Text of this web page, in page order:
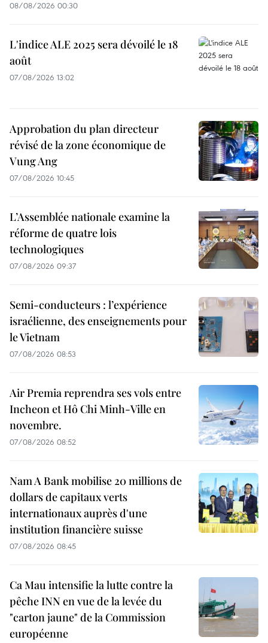
08/08/2026 00:30
L'indice ALE 2025 sera dévoilé le 18
août
07/08/2026 13:02
Approbation du plan directeur
révisé de la zone économique de
Vung Ang
07/08/2026 10:45
L’Assemblée nationale examine la
réforme de quatre lois
technologiques
07/08/2026 09:37
Semi-conducteurs : l’expérience
israélienne, des enseignements pour
le Vietnam
07/08/2026 08:53
Air Premia reprendra ses vols entre
Incheon et Hô Chi Minh-Ville en
novembre.
07/08/2026 08:52
Nam A Bank mobilise 20 millions de
dollars de capitaux verts
internationaux auprès d'une
institution financière suisse
07/08/2026 08:45
Ca Mau intensifie la lutte contre la
pêche INN en vue de la levée du
"carton jaune" de la Commission
européenne